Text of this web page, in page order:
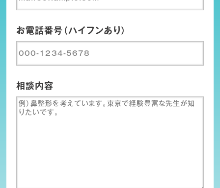
お電話番号（ハイフンあり）
相談内容